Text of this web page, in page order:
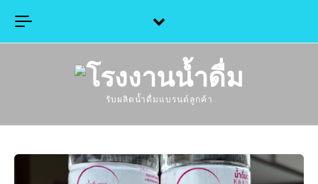
รับผลิตน้ำดื่มแบรนด์ลูกค้า